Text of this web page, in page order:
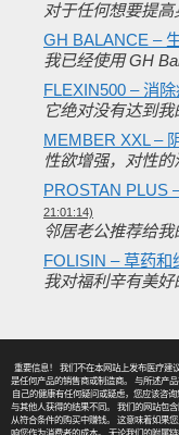
对于任何想要提
GH BALANCE –
我已经使用 GH
FLEXIN500 – 消
它绝对没有达到
MEMBER XXL –
性欲增强，对性
PROSTAN PLUS
21:01:14)
邻居老公推荐给
FOLISIN – 草药
我对福利辛有美
重要信息！ 我们不在本网站上发布医疗建
是任何产品的销售商或制造商。 与所述产
自己的健康有任何疑问或疑虑，您应该咨
与其他人获得的结果不同。 我们的网站包
从符合条件的购买中赚钱。 这意味着如果